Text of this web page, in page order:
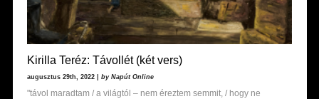
Kirilla Teréz: Távollét (két vers)
augusztus 29th, 2022 | by Napút Online
"távol maradtam / a világtól ‒ nem éreztem semmit, / hogy ne